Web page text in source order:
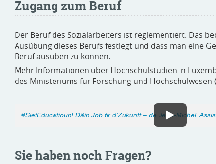
Zugang zum Beruf
Der Beruf des Sozialarbeiters ist reglementiert. Das
Ausübung dieses Berufs festlegt und dass man eine
Beruf ausüben zu können.
Mehr Informationen über Hochschulstudien in
des Ministeriums für Forschung und Hochschulwesen
#SiefEducatioun! Däin Job fir d'Zukunft – de Jean-Michel,
Sie haben noch Fragen?